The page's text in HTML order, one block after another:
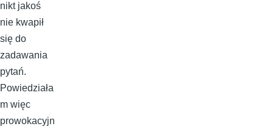
nikt jakoś
nie kwapił
się do
zadawania
pytań.
Powiedziała
m więc
prowokacyjn